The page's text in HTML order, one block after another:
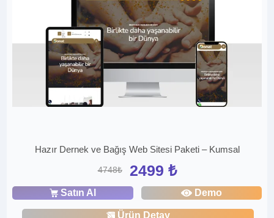
Hazır Dernek ve Bağış Web Sitesi Paketi – Kumsal
4748₺ 2499 ₺
Satın Al Demo
Ürün Detay